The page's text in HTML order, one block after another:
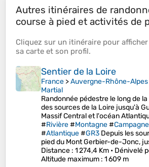
Autres itinéraires de
course à pied et activités de
Cliquez sur un itinéraire pour afficher
sa carte et son profil.
Sentier de la Loire
France >Auvergne-Rhône-Alpes
Martial
Randonnée pédestre le long de
des sources de la Loire jusqu'à
Massif Central et l'océan
#Rivière#Montagne#Campagne
#Atlantique#GR3 Depuis les
pied du Mont Gerbier-de-Jonc,
Distance : 1 274,4 Km • Dénivelé
Altitude maximum : 1 609 m